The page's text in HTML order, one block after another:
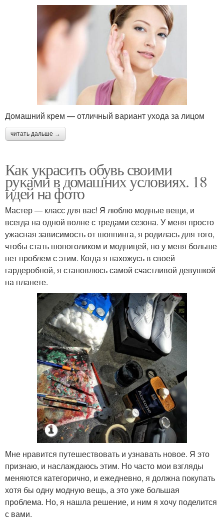
Домашний крем — отличный вариант ухода за лицом
читать дальше →
Как украсить обувь своими
руками в домашних условиях. 18
идей на фото
Мастер — класс для вас! Я люблю модные вещи, и
всегда на одной волне с тредами сезона. У меня просто
ужасная зависимость от шоппинга, я родилась для того,
чтобы стать шопоголиком и модницей, но у меня больше
нет проблем с этим. Когда я нахожусь в своей
гардеробной, я становлюсь самой счастливой девушкой
на планете.
Мне нравится путешествовать и узнавать новое. Я это
признаю, и наслаждаюсь этим. Но часто мои взгляды
меняются категорично, и ежедневно, я должна покупать
хотя бы одну модную вещь, а это уже большая
проблема. Но, я нашла решение, и ним я хочу поделится
с вами.